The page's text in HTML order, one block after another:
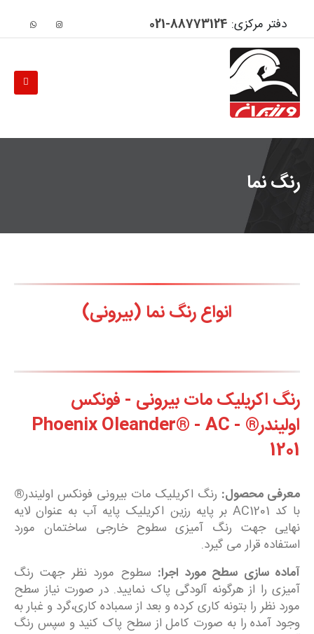
دفتر مرکزی: 88773124-021
رنگ نما
انواع رنگ نما (بیرونی)
رنگ اکریلیک مات بیرونی - فونکس
اولیندر® - Phoenix Oleander® - AC
1201
معرفی محصول: رنگ اکریلیک مات بیرونی فونکس اولیندر®
با کد AC1201 بر پایه رزین اکریلیک پایه آب به عنوان لایه
نهایی جهت رنگ آمیزی سطوح خارجی ساختمان مورد
استفاده قرار می گیرد.
آماده سازی سطح مورد اجرا: سطوح مورد نظر جهت رنگ
آمیزی را از هرگونه آلودگی پاک نمایید. در صورت نیاز سطح
مورد نظر را بتونه کاری کرده و بعد از سمباده کاری،گرد و غبار به
وجود آمده را به صورت کامل از سطح پاک کنید و سپس رنگ